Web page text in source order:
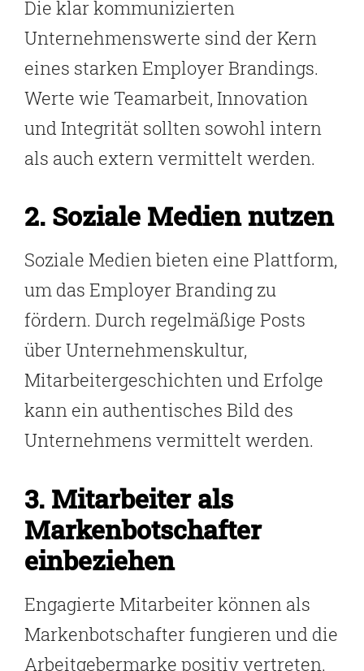
Die klar kommunizierten
Unternehmenswerte sind der Kern
eines starken Employer Brandings.
Werte wie Teamarbeit, Innovation
und Integrität sollten sowohl intern
als auch extern vermittelt werden.
2. Soziale Medien nutzen
Soziale Medien bieten eine Plattform,
um das Employer Branding zu
fördern. Durch regelmäßige Posts
über Unternehmenskultur,
Mitarbeitergeschichten und Erfolge
kann ein authentisches Bild des
Unternehmens vermittelt werden.
3. Mitarbeiter als
Markenbotschafter
einbeziehen
Engagierte Mitarbeiter können als
Markenbotschafter fungieren und die
Arbeitgebermarke positiv vertreten.